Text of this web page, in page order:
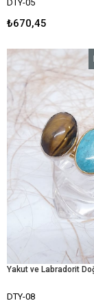
DTY-05
₺670,45
DTY-08